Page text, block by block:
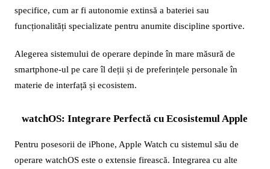
specifice, cum ar fi autonomie extinsă a bateriei sau
funcționalități specializate pentru anumite discipline sportive.
Alegerea sistemului de operare depinde în mare măsură de
smartphone-ul pe care îl deții și de preferințele personale în
materie de interfață și ecosistem.
watchOS: Integrare Perfectă cu Ecosistemul Apple
Pentru posesorii de iPhone, Apple Watch cu sistemul său de
operare watchOS este o extensie firească. Integrarea cu alte